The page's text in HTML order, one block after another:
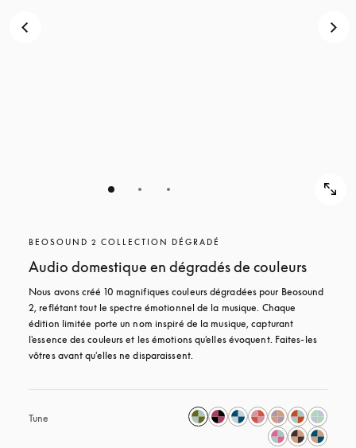
BEOSOUND 2 COLLECTION DÉGRADÉ
Audio domestique en dégradés de couleurs
Nous avons créé 10 magnifiques couleurs dégradées pour Beosound
2, reflétant tout le spectre émotionnel de la musique. Chaque
édition limitée porte un nom inspiré de la musique, capturant
l'essence des couleurs et les émotions qu'elles évoquent. Faites-les
vôtres avant qu'elles ne disparaissent.
Tune